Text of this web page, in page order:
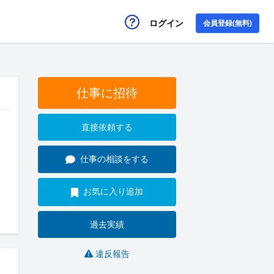
ログイン 会員登録(無料)
仕事に招待
直接依頼する
仕事の相談をする
お気に入り追加
過去実績
違反報告